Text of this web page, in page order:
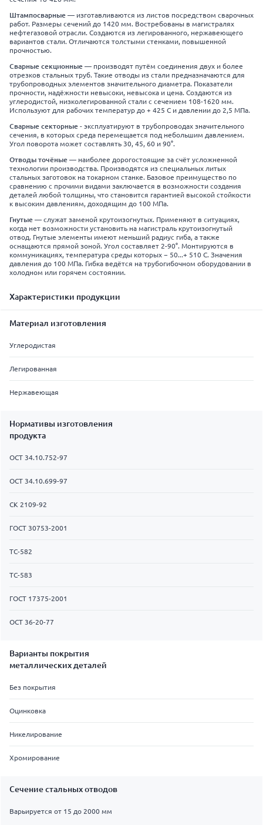
Штампосварные — изготавливаются из листов посредством сварочных
работ. Размеры сечений до 1420 мм. Востребованы в магистралях
нефтегазовой отрасли. Создаются из легированного, нержавеющего
вариантов стали. Отличаются толстыми стенками, повышенной
прочностью.
Сварные секционные — производят путём соединения двух и более
отрезков стальных труб. Такие отводы из стали предназначаются для
трубопроводных элементов значительного диаметра. Показатели
прочности, надёжности невысоки, невысока и цена. Создаются из
углеродистой, низколегированной стали с сечением 108-1620 мм.
Используют для рабочих температур до + 425 C и давлении до 2,5 МПа.
Сварные секторные - эксплуатируют в трубопроводах значительного
сечения, в которых среда перемещается под небольшим давлением.
Угол поворота может составлять 30, 45, 60 и 90°.
Отводы точёные — наиболее дорогостоящие за счёт усложненной
технологии производства. Производятся из специальных литых
стальных заготовок на токарном станке. Базовое преимущество по
сравнению с прочими видами заключается в возможности создания
деталей любой толщины, что становится гарантией высокой стойкости
к высоким давлениям, доходящим до 100 МПа.
Гнутые — служат заменой крутоизогнутых. Применяют в ситуациях,
когда нет возможности установить на магистраль крутоизогнутый
отвод. Гнутые элементы имеют меньший радиус гиба, а также
оснащаются прямой зоной. Угол составляет 2-90°. Монтируются в
коммуникациях, температура среды которых − 50...+ 510 C. Значения
давления до 100 МПа. Гибка ведётся на трубогибочном оборудовании в
холодном или горячем состоянии.
Характеристики продукции
Материал изготовления
Углеродистая
Легированная
Нержавеющая
Нормативы изготовления
продукта
ОСТ 34.10.752-97
ОСТ 34.10.699-97
СК 2109-92
ГОСТ 30753-2001
ТС-582
ТС-583
ГОСТ 17375-2001
ОСТ 36-20-77
Варианты покрытия
металлических деталей
Без покрытия
Оцинковка
Никелирование
Хромирование
Сечение стальных отводов
Варьируется от 15 до 2000 мм